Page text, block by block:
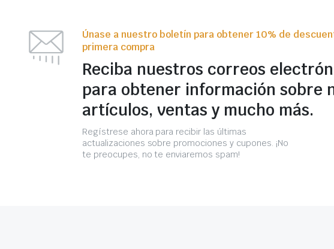
Únase a nuestro boletín para obtener 10% de
primera compra
Reciba nuestros correos
para obtener información sobre
artículos, ventas y mucho más.
Regístrese ahora para recibir las últimas
actualizaciones sobre promociones y cupones. ¡No
te preocupes, no te enviaremos spam!